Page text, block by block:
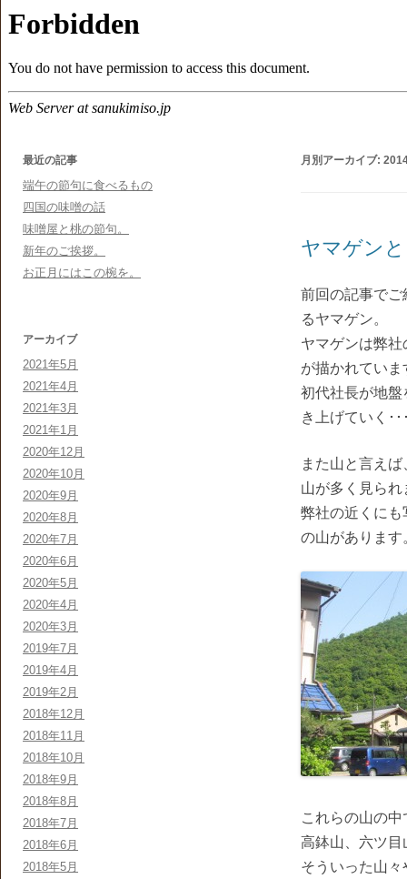
月別アーカイブ:
ヤマゲン
前回の記事で
るヤマゲン。
ヤマゲンは弊
が描かれていま
初代社長が地
き上げていく･
また山と言え
山が多く見られ
弊社の近くに
の山があります
これらの山の
高鉢山、六ツ
そういった山
最近の記事
端午の節句に食べるもの
四国の味噌の話
味噌屋と桃の節句。
新年のご挨拶。
お正月にはこの椀を。
アーカイブ
2021年5月
2021年4月
2021年3月
2021年1月
2020年12月
2020年10月
2020年9月
2020年8月
2020年7月
2020年6月
2020年5月
2020年4月
2020年3月
2019年7月
2019年4月
2019年2月
2018年12月
2018年11月
2018年10月
2018年9月
2018年8月
2018年7月
2018年6月
2018年5月